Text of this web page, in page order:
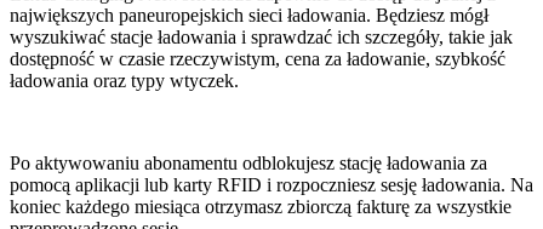
największych paneuropejskich sieci ładowania. Będziesz mógł
wyszukiwać stacje ładowania i sprawdzać ich szczegóły, takie jak
dostępność w czasie rzeczywistym, cena za ładowanie, szybkość
ładowania oraz typy wtyczek.
Po aktywowaniu abonamentu odblokujesz stację ładowania za
pomocą aplikacji lub karty RFID i rozpoczniesz sesję ładowania. Na
koniec każdego miesiąca otrzymasz zbiorczą fakturę za wszystkie